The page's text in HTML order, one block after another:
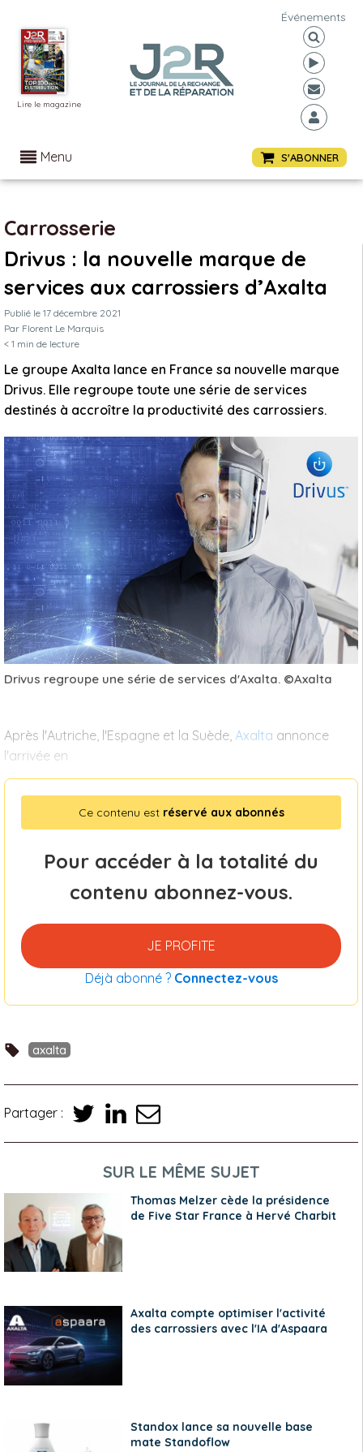
Lire le magazine
Événements
Menu S'ABONNER
Carrosserie
Drivus : la nouvelle marque de
services aux carrossiers d’Axalta
Publié le 17 décembre 2021
Par Florent Le Marquis
< 1 min de lecture
Le groupe Axalta lance en France sa nouvelle marque
Drivus. Elle regroupe toute une série de services
destinés à accroître la productivité des carrossiers.
Drivus regroupe une série de services d'Axalta. ©Axalta
Après l'Autriche, l'Espagne et la Suède, Axalta annonce
l'arrivée en
Ce contenu est réservé aux abonnés
Pour accéder à la totalité du
contenu abonnez-vous.
JE PROFITE
Déjà abonné ? Connectez-vous
axalta
Partager :
SUR LE MÊME SUJET
Thomas Melzer cède la présidence
de Five Star France à Hervé Charbit
Axalta compte optimiser l'activité
des carrossiers avec l'IA d'Aspaara
Standox lance sa nouvelle base
mate Standoflow